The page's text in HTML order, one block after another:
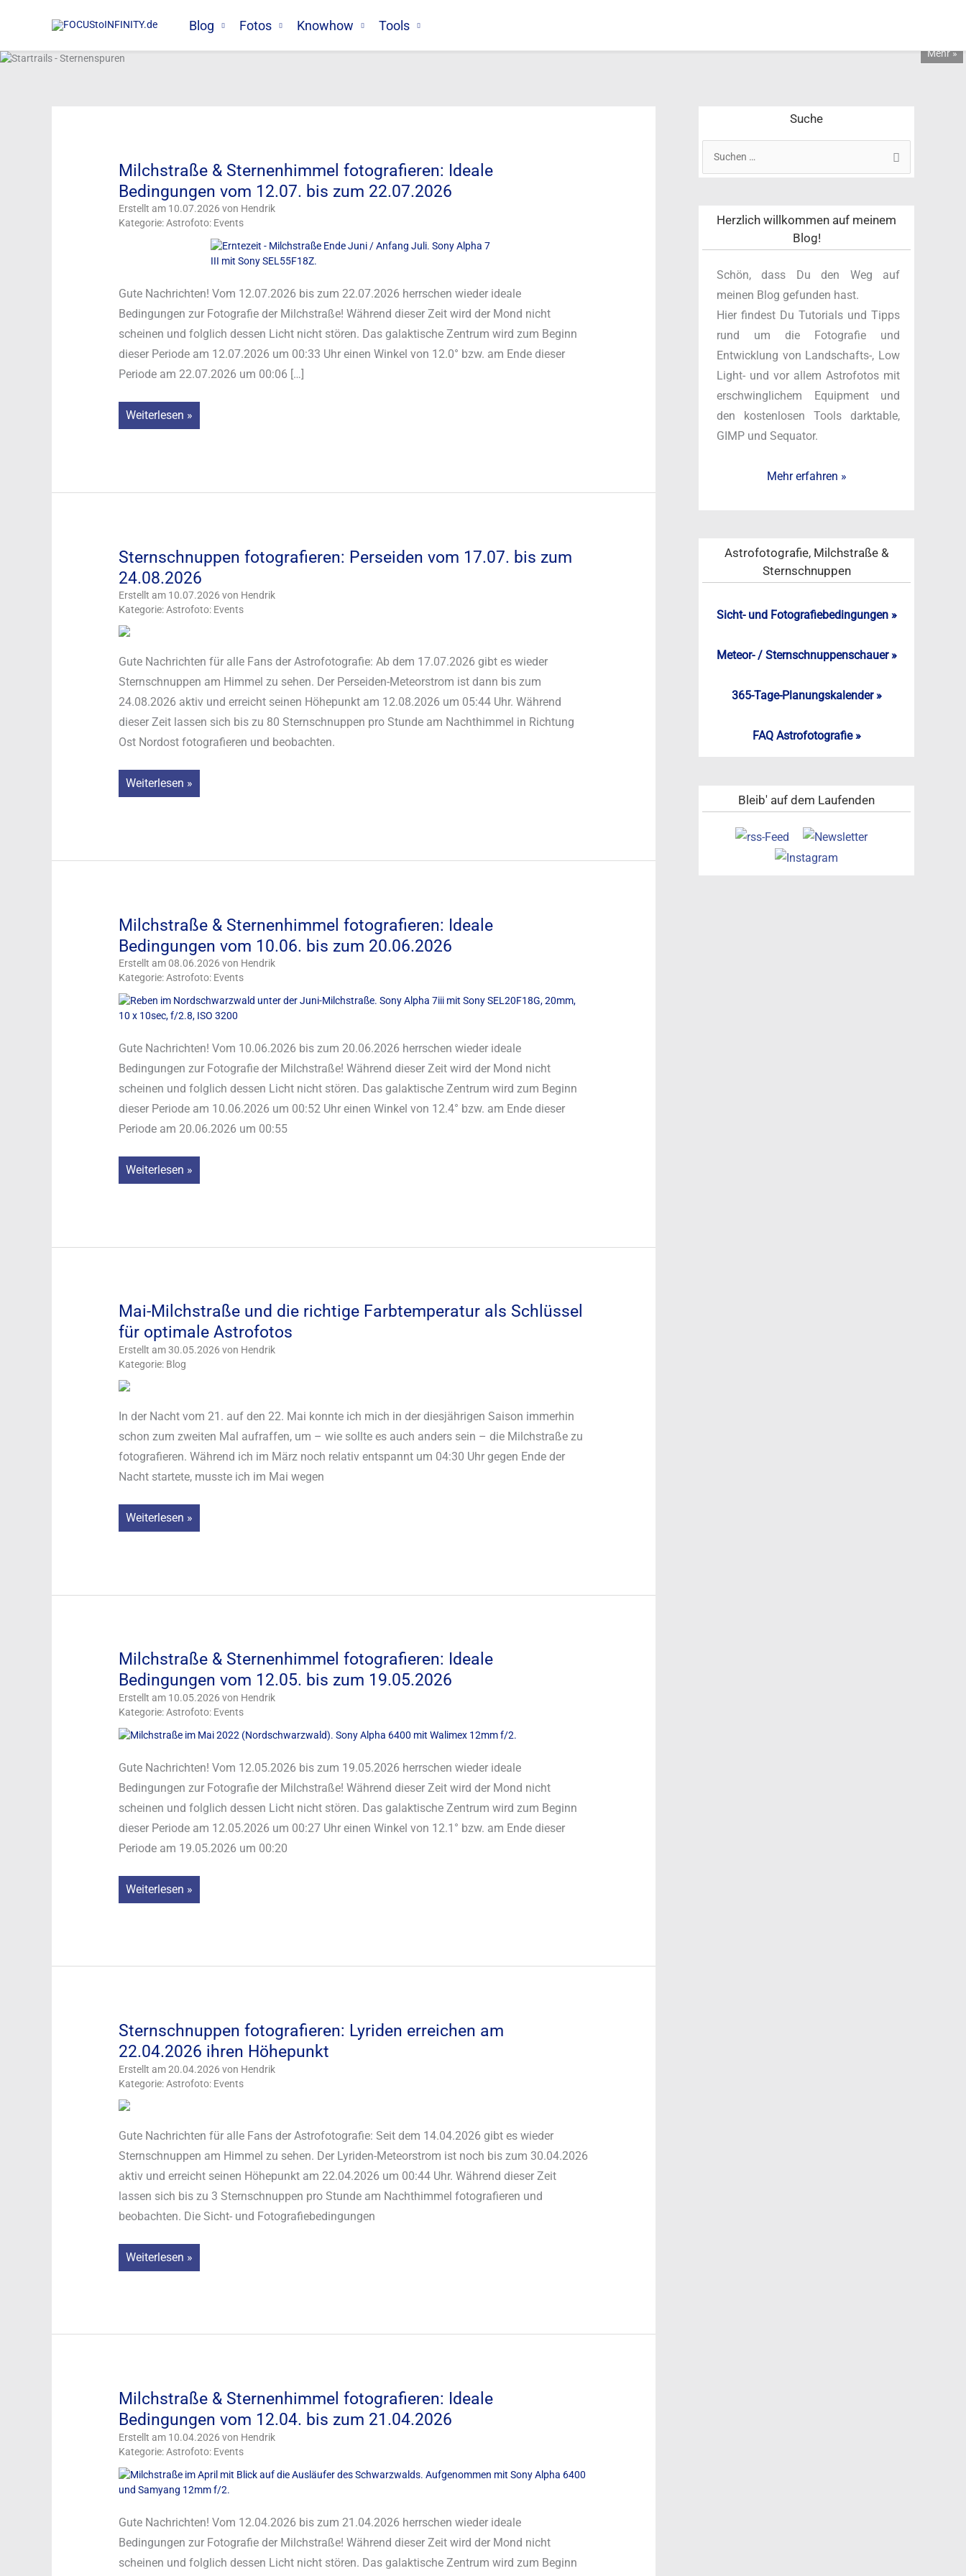
Blog Fotos Knowhow Tools
Mehr »
Milchstraße & Sternenhimmel fotografieren: Ideale
Bedingungen vom 12.07. bis zum 22.07.2026
Erstellt am 10.07.2026 von Hendrik
Kategorie: Astrofoto: Events
Gute Nachrichten! Vom 12.07.2026 bis zum 22.07.2026 herrschen wieder ideale
Bedingungen zur Fotografie der Milchstraße! Während dieser Zeit wird der Mond nicht
scheinen und folglich dessen Licht nicht stören. Das galaktische Zentrum wird zum Beginn
dieser Periode am 12.07.2026 um 00:33 Uhr einen Winkel von 12.0° bzw. am Ende dieser
Periode am 22.07.2026 um 00:06 […]
Milchstraße
Ideale
12.07.
bis
zum
22.07.2026
Weiterlesen »
Sternschnuppen fotografieren: Perseiden vom 17.07. bis zum
24.08.2026
Erstellt am 10.07.2026 von Hendrik
Kategorie: Astrofoto: Events
Gute Nachrichten für alle Fans der Astrofotografie: Ab dem 17.07.2026 gibt es wieder
Sternschnuppen am Himmel zu sehen. Der Perseiden-Meteorstrom ist dann bis zum
24.08.2026 aktiv und erreicht seinen Höhepunkt am 12.08.2026 um 05:44 Uhr. Während
dieser Zeit lassen sich bis zu 80 Sternschnuppen pro Stunde am Nachthimmel in Richtung
Ost Nordost fotografieren und beobachten.
Sternschnuppen
17.07.
24.08.2026
Weiterlesen »
Milchstraße & Sternenhimmel fotografieren: Ideale
Bedingungen vom 10.06. bis zum 20.06.2026
Erstellt am 08.06.2026 von Hendrik
Kategorie: Astrofoto: Events
Gute Nachrichten! Vom 10.06.2026 bis zum 20.06.2026 herrschen wieder ideale
Bedingungen zur Fotografie der Milchstraße! Während dieser Zeit wird der Mond nicht
scheinen und folglich dessen Licht nicht stören. Das galaktische Zentrum wird zum Beginn
dieser Periode am 10.06.2026 um 00:52 Uhr einen Winkel von 12.4° bzw. am Ende dieser
Periode am 20.06.2026 um 00:55
Milchstraße
Ideale
10.06.
bis
zum
20.06.2026
Weiterlesen »
Mai-Milchstraße und die richtige Farbtemperatur als Schlüssel
für optimale Astrofotos
Erstellt am 30.05.2026 von Hendrik
Kategorie: Blog
In der Nacht vom 21. auf den 22. Mai konnte ich mich in der diesjährigen Saison immerhin
schon zum zweiten Mal aufraffen, um – wie sollte es auch anders sein – die Milchstraße zu
fotografieren. Während ich im März noch relativ entspannt um 04:30 Uhr gegen Ende der
Nacht startete, musste ich im Mai wegen
Mai-
richtige
Schlüssel
für
optimale
Astrofotos
Weiterlesen »
Milchstraße & Sternenhimmel fotografieren: Ideale
Bedingungen vom 12.05. bis zum 19.05.2026
Erstellt am 10.05.2026 von Hendrik
Kategorie: Astrofoto: Events
Gute Nachrichten! Vom 12.05.2026 bis zum 19.05.2026 herrschen wieder ideale
Bedingungen zur Fotografie der Milchstraße! Während dieser Zeit wird der Mond nicht
scheinen und folglich dessen Licht nicht stören. Das galaktische Zentrum wird zum Beginn
dieser Periode am 12.05.2026 um 00:27 Uhr einen Winkel von 12.1° bzw. am Ende dieser
Periode am 19.05.2026 um 00:20
Milchstraße
Ideale
12.05.
bis
zum
19.05.2026
Weiterlesen »
Sternschnuppen fotografieren: Lyriden erreichen am
22.04.2026 ihren Höhepunkt
Erstellt am 20.04.2026 von Hendrik
Kategorie: Astrofoto: Events
Gute Nachrichten für alle Fans der Astrofotografie: Seit dem 14.04.2026 gibt es wieder
Sternschnuppen am Himmel zu sehen. Der Lyriden-Meteorstrom ist noch bis zum 30.04.2026
aktiv und erreicht seinen Höhepunkt am 22.04.2026 um 00:44 Uhr. Während dieser Zeit
lassen sich bis zu 3 Sternschnuppen pro Stunde am Nachthimmel fotografieren und
beobachten. Die Sicht- und Fotografiebedingungen
Sternschnuppen
am
Höhepunkt
Weiterlesen »
Milchstraße & Sternenhimmel fotografieren: Ideale
Bedingungen vom 12.04. bis zum 21.04.2026
Erstellt am 10.04.2026 von Hendrik
Kategorie: Astrofoto: Events
Gute Nachrichten! Vom 12.04.2026 bis zum 21.04.2026 herrschen wieder ideale
Bedingungen zur Fotografie der Milchstraße! Während dieser Zeit wird der Mond nicht
scheinen und folglich dessen Licht nicht stören. Das galaktische Zentrum wird zum Beginn
Suche
n
Herzlich willkommen auf meinem
Blog!
Schön, dass Du den Weg auf
meinen Blog gefunden hast.
Hier findest Du Tutorials und Tipps
rund um die Fotografie und
Entwicklung von Landschafts-, Low
Light- und vor allem Astrofotos mit
erschwinglichem Equipment und
den kostenlosen Tools darktable,
GIMP und Sequator.
Mehr erfahren »
Astrofotografie, Milchstraße &
Sternschnuppen
Sicht- und Fotografiebedingungen »
Meteor- / Sternschnuppenschauer »
365-Tage-Planungskalender »
FAQ Astrofotografie »
Bleib' auf dem Laufenden